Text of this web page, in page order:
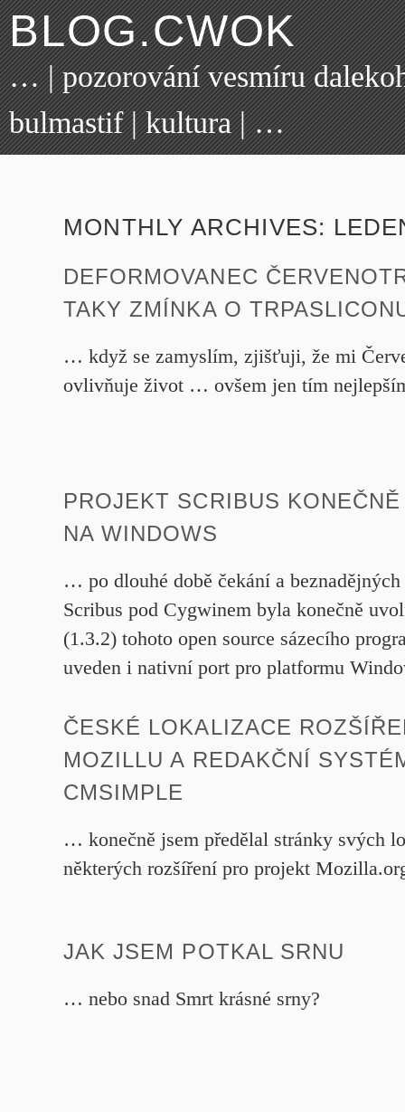
BLOG.CWOK
… | pozorování vesmíru
bulmastif | kultura | …
MONTHLY ARCHIVES:
DEFORMOVANEC
TAKY ZMÍNKA O
… když se zamyslím, zjišťuji, že mi
ovlivňuje život … ovšem jen tím
PROJEKT SCRIBUS
NA WINDOWS
… po dlouhé době čekání a
Scribus pod Cygwinem byla konečně
(1.3.2) tohoto open source sázecího
uveden i nativní port pro platformu
ČESKÉ LOKALIZACE
MOZILLU A REDAKČNÍ
CMSIMPLE
… konečně jsem předělal stránky svých
některých rozšíření pro projekt
JAK JSEM POTKAL SRNU
… nebo snad Smrt krásné srny?